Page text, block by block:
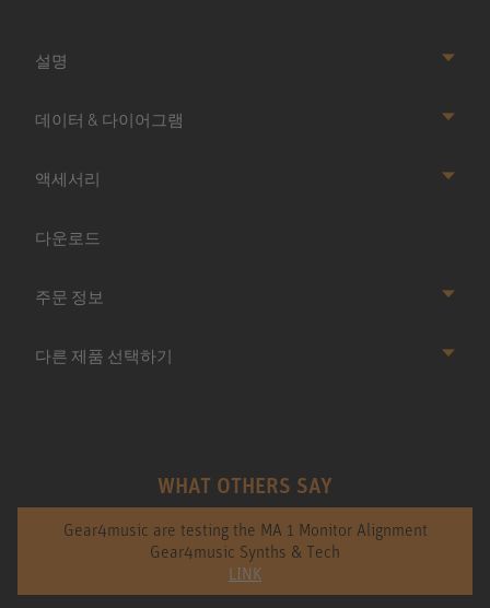
설명
데이터 & 다이어그램
액세서리
다운로드
주문 정보
다른 제품 선택하기
WHAT OTHERS SAY
Gear4music are testing the MA 1 Monitor Alignment
Gear4music Synths & Tech
LINK